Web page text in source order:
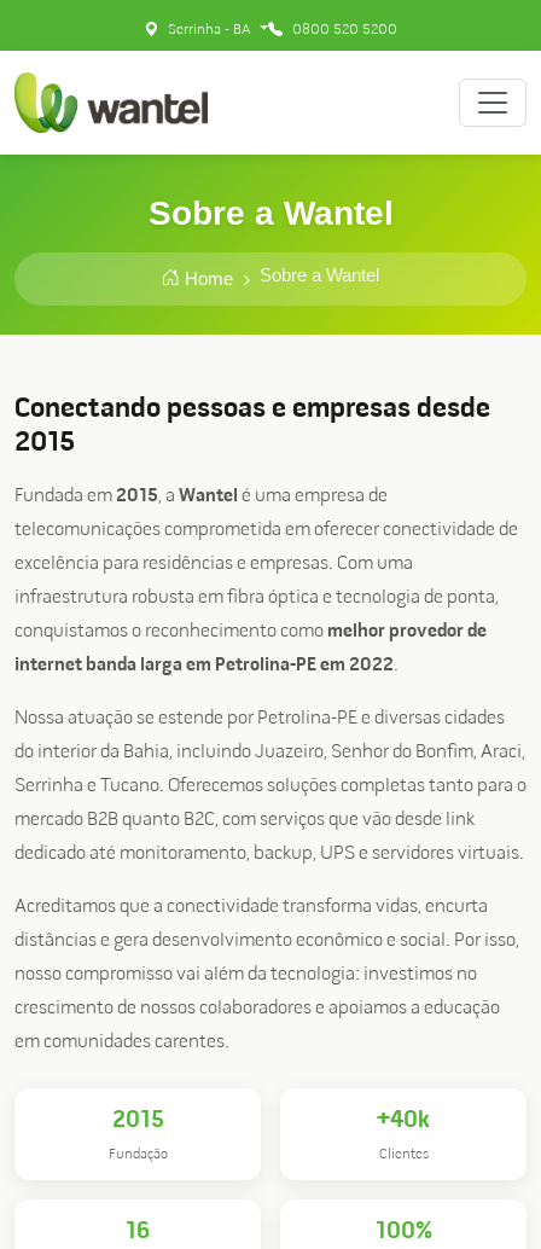
Serrinha - BA 0800 520 5200
Sobre a Wantel
Home Sobre a Wantel
Conectando pessoas e empresas desde
2015
Fundada em 2015, a Wantel é uma empresa de
telecomunicações comprometida em oferecer conectividade de
excelência para residências e empresas. Com uma
infraestrutura robusta em fibra óptica e tecnologia de ponta,
conquistamos o reconhecimento como melhor provedor de
internet banda larga em Petrolina-PE em 2022.
Nossa atuação se estende por Petrolina-PE e diversas cidades
do interior da Bahia, incluindo Juazeiro, Senhor do Bonfim, Araci,
Serrinha e Tucano. Oferecemos soluções completas tanto para o
mercado B2B quanto B2C, com serviços que vão desde link
dedicado até monitoramento, backup, UPS e servidores virtuais.
Acreditamos que a conectividade transforma vidas, encurta
distâncias e gera desenvolvimento econômico e social. Por isso,
nosso compromisso vai além da tecnologia: investimos no
crescimento de nossos colaboradores e apoiamos a educação
em comunidades carentes.
2015
Fundação
+40k
Clientes
16 100%